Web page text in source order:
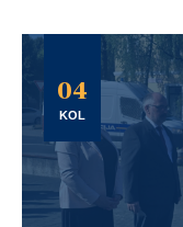
04
KOL